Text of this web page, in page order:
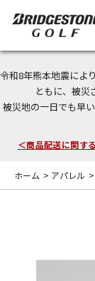
令和8年熊本地震によ
ともに、被災
被災地の一日でも早
＜夏季休暇中のご
今なら新規会員登
＜商品配送に関す
ホーム > アパレル >